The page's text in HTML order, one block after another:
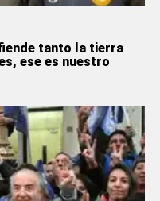
tanto la tierra
ese es nuestro